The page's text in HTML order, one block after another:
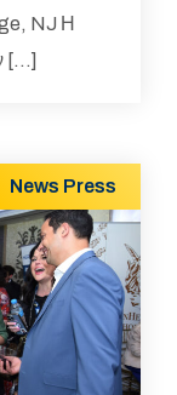
NJ Η
[…]
News Press